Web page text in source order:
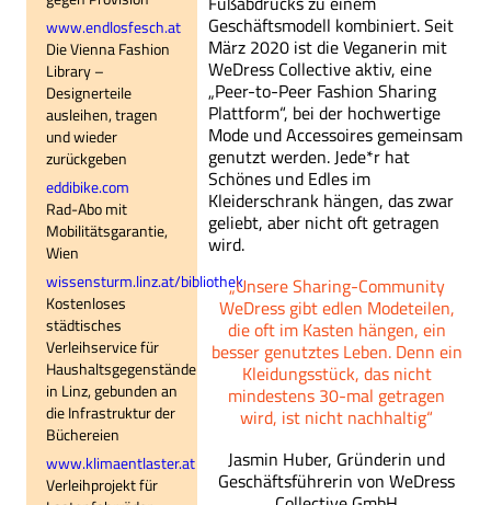
www.endlosfesch.at
Die Vienna Fashion
Library –
Designerteile
ausleihen, tragen
und wieder
zurückgeben
eddibike.com
Rad-Abo mit
Mobilitätsgarantie,
Wien
wissensturm.linz.at/bibliothek
Kostenloses
städtisches
Verleihservice für
Haushaltsgegenstände
in Linz, gebunden an
die Infrastruktur der
Büchereien
www.klimaentlaster.at
Verleihprojekt für
Geschäftsmodell kombiniert. Seit
März 2020 ist die Veganerin mit
WeDress Collective aktiv, eine
„Peer-to-Peer Fashion Sharing
Plattform“, bei der hochwertige
Mode und Accessoires gemeinsam
genutzt werden. Jede*r hat
Schönes und Edles im
Kleiderschrank hängen, das zwar
geliebt, aber nicht oft getragen
wird.
„Unsere Sharing-Community
WeDress gibt edlen Modeteilen,
die oft im Kasten hängen, ein
besser genutztes Leben. Denn ein
Kleidungsstück, das nicht
mindestens 30-mal getragen
wird, ist nicht nachhaltig“
Jasmin Huber, Gründerin und
Geschäftsführerin von WeDress